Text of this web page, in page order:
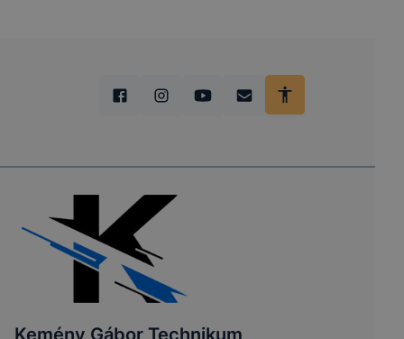
Kemény Gábor Technikum